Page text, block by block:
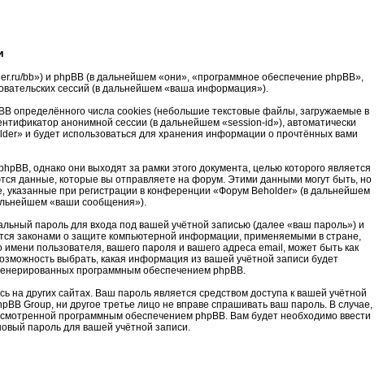
bb») и phpBB (в дальнейшем «они», «программное обеспечение phpBB»,
сессий (в дальнейшем «ваша информация»).
определённого числа cookies (небольшие текстовые файлы, загружаемые в
анонимной сессии (в дальнейшем «session-id»), автоматически
и будет использоваться для хранения информации о прочтённых вами
однако они выходят за рамки этого документа, целью которого является
данные, которые вы отправляете на форум. Этими данными могут быть, но
при регистрации в конференции «Форум Beholder» (в дальнейшем
«ваши сообщения»).
пароль для входа под вашей учётной записью (далее «ваш пароль») и
законами о защите компьютерной информации, применяемыми в стране,
пользователя, вашего пароля и вашего адреса email, может быть как
выбрать, какая информация из вашей учётной записи будет
программным обеспечением phpBB.
других сайтах. Ваш пароль является средством доступа к вашей учётной
Group, ни другое третье лицо не вправе спрашивать ваш пароль. В случае,
программным обеспечением phpBB. Вам будет необходимо ввести
пароль для вашей учётной записи.